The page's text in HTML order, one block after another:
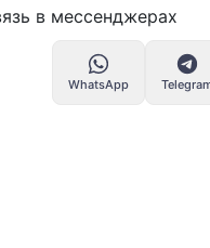
в мессенджерах
WhatsApp